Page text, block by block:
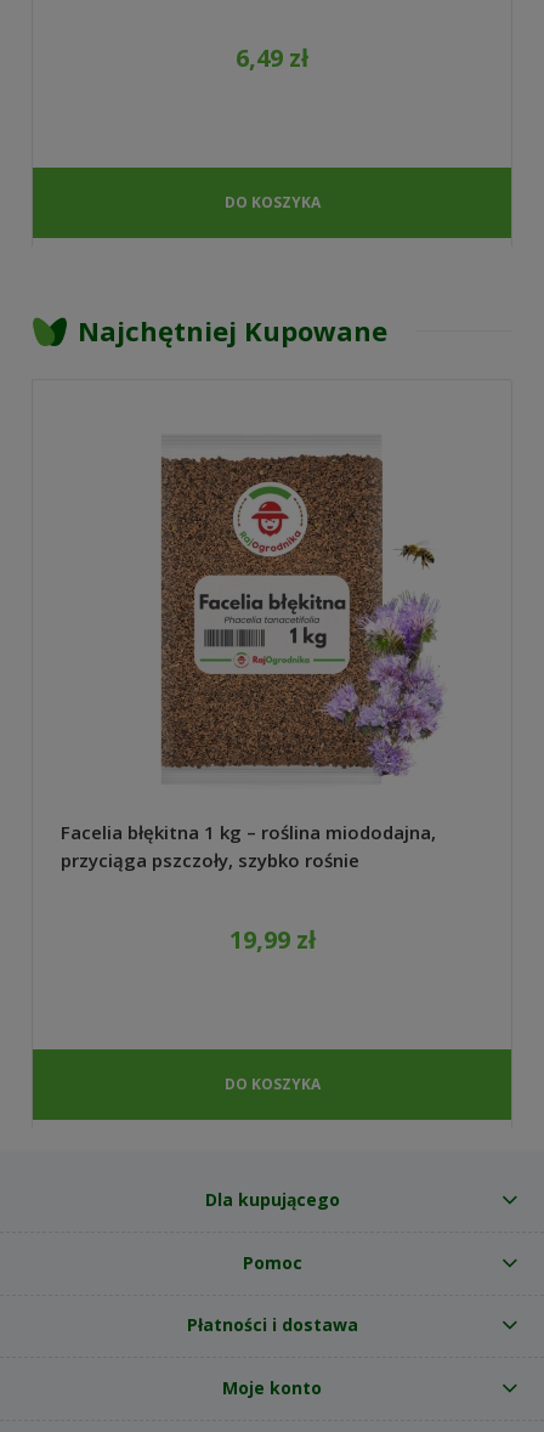
6,49 zł
DO KOSZYKA
Najchętniej Kupowane
Facelia błękitna 1 kg – roślina miododajna,
przyciąga pszczoły, szybko rośnie
19,99 zł
DO KOSZYKA
Dla kupującego
Pomoc
Płatności i dostawa
Moje konto